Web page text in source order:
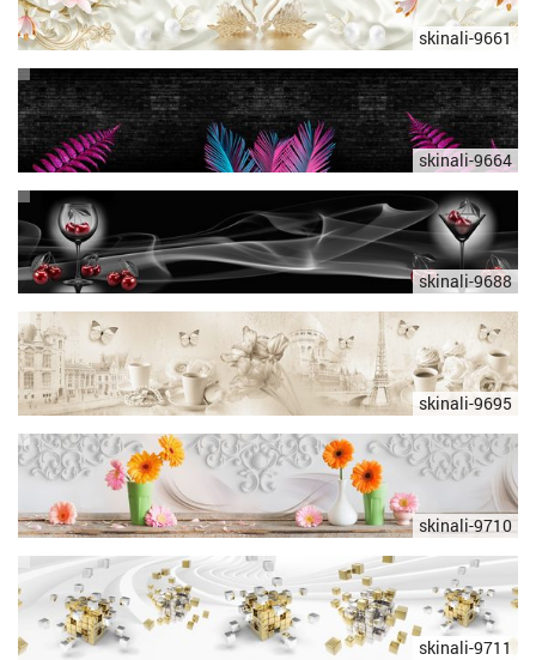
skinali-9661
skinali-9664
skinali-9688
skinali-9695
skinali-9710
skinali-9711